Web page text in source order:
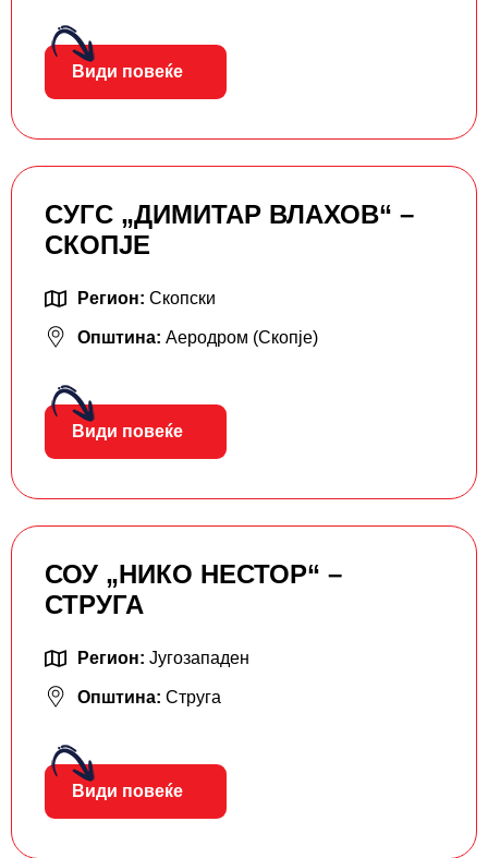
Види повеќе
СУГС „ДИМИТАР ВЛАХОВ“ –
СКОПЈЕ
Регион: Скопски
Општина: Аеродром (Скопје)
Види повеќе
СОУ „НИКО НЕСТОР“ –
СТРУГА
Регион: Југозападен
Општина: Струга
Види повеќе